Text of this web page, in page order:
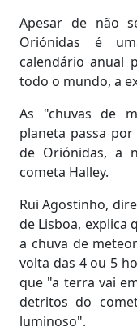
Apesar de não
Oriónidas é
calendário anual
todo o mundo, a
As "chuvas de
planeta passa
de Oriónidas, a
cometa Halley.
Rui Agostinho,
de Lisboa, explica
a chuva de
volta das 4 ou 5
que "a terra vai
detritos do
luminoso".